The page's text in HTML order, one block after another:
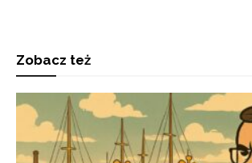
Zobacz też